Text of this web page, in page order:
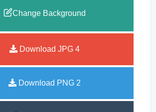
Change Background
Download JPG 4
Download PNG 2